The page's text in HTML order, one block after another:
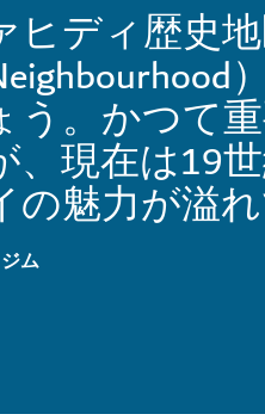
ヒディ歴史
う。かつて
、現在は19
魅力が溢れ
ム